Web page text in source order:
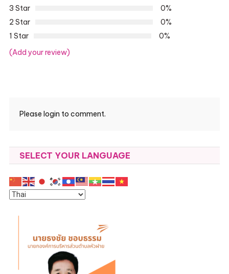
3 Star
0%
2 Star
0%
1 Star
0%
(Add your review)
Please login to comment.
SELECT YOUR LANGUAGE